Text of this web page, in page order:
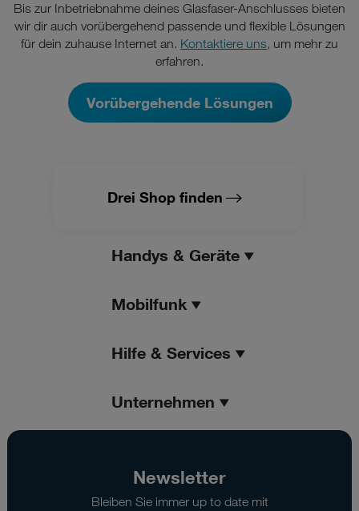
Bis zur Inbetriebnahme deines Glasfaser-Anschlusses bieten
wir dir auch vorübergehend passende und flexible Lösungen
für dein zuhause Internet an. Kontaktiere uns, um mehr zu
erfahren.
Vorübergehende Lösungen
Drei Shop finden
Handys & Geräte
Mobilfunk
Hilfe & Services
Unternehmen
Newsletter
Bleiben Sie immer up to date mit